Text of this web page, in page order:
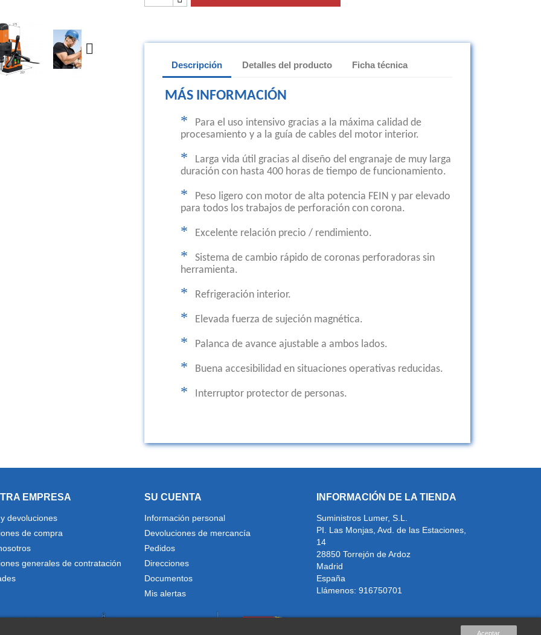
Aceptar

Descripción Detalles del producto Ficha técnica
MÁS INFORMACIÓN
*
Para el uso intensivo gracias a la máxima calidad de
procesamiento y a la guía de cables del motor interior.
*
Larga vida útil gracias al diseño del engranaje de muy larga
duración con hasta 400 horas de tiempo de funcionamiento.
*
Peso ligero con motor de alta potencia FEIN y par elevado
para todos los trabajos de perforación con corona.
* Excelente relación precio / rendimiento.
*
Sistema de cambio rápido de coronas perforadoras sin
herramienta.
* Refrigeración interior.
* Elevada fuerza de sujeción magnética.
* Palanca de avance ajustable a ambos lados.
* Buena accesibilidad en situaciones operativas reducidas.
* Interruptor protector de personas.
EMPRESA
devoluciones
de compra
generales de contratación
SU CUENTA
Información personal
Devoluciones de mercancía
Pedidos
Direcciones
Documentos
Mis alertas
INFORMACIÓN DE LA TIENDA
Suministros Lumer, S.L.
PI. Las Monjas, Avd. de las Estaciones,
14
28850 Torrejón de Ardoz
Madrid
España
Llámenos: 916750701